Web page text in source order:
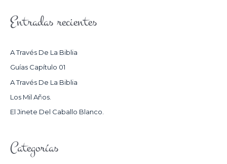
C
R
:
Entradas recientes
A Través De La Biblia
Guías Capítulo 01
A Través De La Biblia
Los Mil Años.
El Jinete Del Caballo Blanco.
Categorías